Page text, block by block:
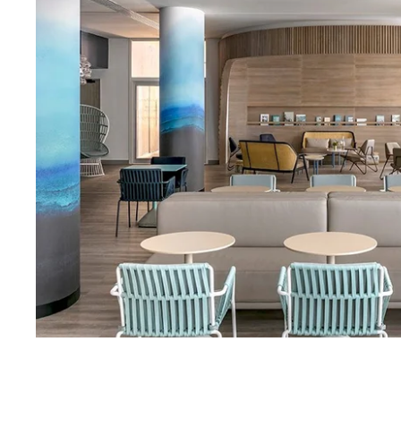
Réception
Accessibilité